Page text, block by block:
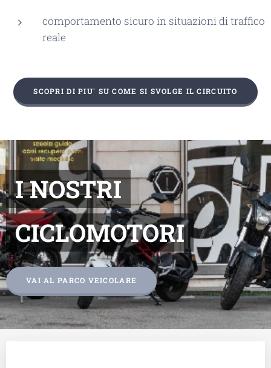
comportamento sicuro in situazioni di traffico
reale
SCOPRI DI PIU' SU COME SI SVOLGE IL CIRCUITO
I NOSTRI
CICLOMOTORI
VAI AL PARCO VEICOLARE